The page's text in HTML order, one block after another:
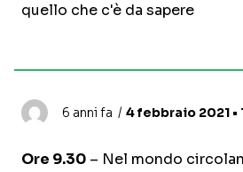
quello che c'è da sapere
6 anni fa 4 febbraio 2021 •
Ore 9.30 – Nel mondo